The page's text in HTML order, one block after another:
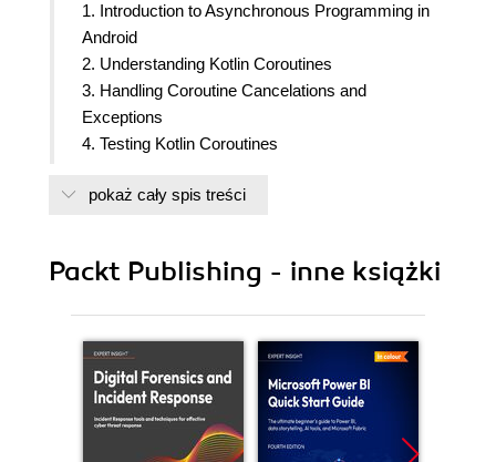
1. Introduction to Asynchronous Programming in
Android
2. Understanding Kotlin Coroutines
3. Handling Coroutine Cancelations and
Exceptions
4. Testing Kotlin Coroutines
6. Handling Flow Cancelations and Exceptions
pokaż cały spis treści
Packt Publishing - inne książki